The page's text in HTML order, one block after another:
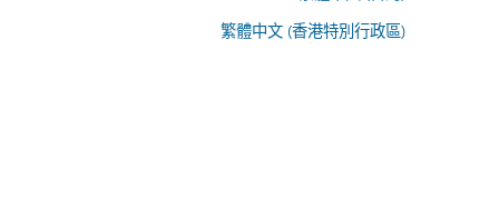
繁體中文 (香港特別行政區)